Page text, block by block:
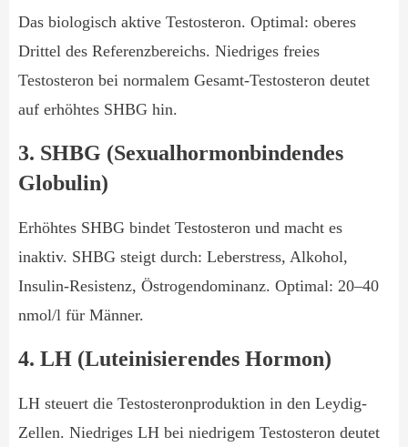
Das biologisch aktive Testosteron. Optimal: oberes
Drittel des Referenzbereichs. Niedriges freies
Testosteron bei normalem Gesamt-Testosteron deutet
auf erhöhtes SHBG hin.
3. SHBG (Sexualhormonbindendes
Globulin)
Erhöhtes SHBG bindet Testosteron und macht es
inaktiv. SHBG steigt durch: Leberstress, Alkohol,
Insulin-Resistenz, Östrogendominanz. Optimal: 20–40
nmol/l für Männer.
4. LH (Luteinisierendes Hormon)
LH steuert die Testosteronproduktion in den Leydig-
Zellen. Niedriges LH bei niedrigem Testosteron deutet